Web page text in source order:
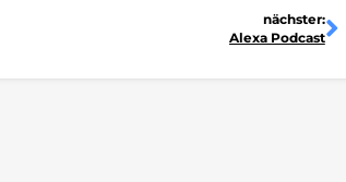
nächster:
Alexa Podcast